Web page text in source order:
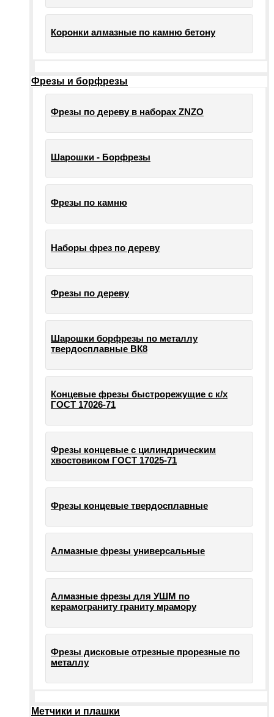
Коронки алмазные по камню бетону
Фрезы и борфрезы
Фрезы по дереву в наборах ZNZO
Шарошки - Борфрезы
Фрезы по камню
Наборы фрез по дереву
Фрезы по дереву
Шарошки борфрезы по металлу
твердосплавные ВК8
Концевые фрезы быстрорежущие с к/х
ГОСТ 17026-71
Фрезы концевые с цилиндрическим
хвостовиком ГОСТ 17025-71
Фрезы концевые твердосплавные
Алмазные фрезы универсальные
Алмазные фрезы для УШМ по
керамограниту граниту мрамору
Фрезы дисковые отрезные прорезные по
металлу
Метчики и плашки